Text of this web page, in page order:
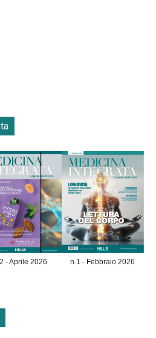
- Aprile 2026 n.1 - Febbraio 2026